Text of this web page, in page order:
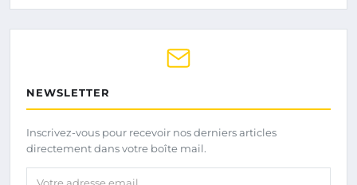
NEWSLETTER
Inscrivez-vous pour recevoir nos derniers articles
directement dans votre boîte mail.
Votre adresse email